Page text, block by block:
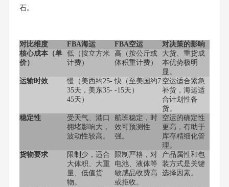
石。
对比维度 FBA海运 FBA空运
对决策的影响
核心成本（单
价）
低（按立方米
计费）
高（按公斤或
体积重计费）
大货、重货成
本优势极明
显。
运输时效
慢（美西约25-
35天，美东35-
45天）
快（至美国约7
-15天）
空运适合紧急
补货，海运适
合计划性备
货。
稳定性
受天气、港口
拥堵影响大，
波动性较高。
航班稳定，时
效可预测性
强。
空运的确定性
更高，有助于
库存精细化管
理。
货物要求
限制少，适合
大体积、大重
量、低值货
物。
限制严格，对
电池、液体等
敏感品收费高
或拒收。
产品属性和包
装方式是关键
选择因素。